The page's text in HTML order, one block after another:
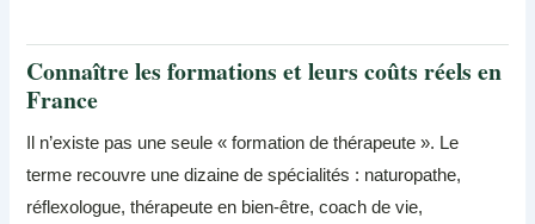
Connaître les formations et leurs coûts réels en
France
Il n’existe pas une seule « formation de thérapeute ». Le
terme recouvre une dizaine de spécialités : naturopathe,
réflexologue, thérapeute en bien-être, coach de vie,